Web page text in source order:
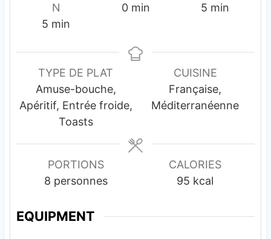
N
5 m
n
u
t
e
min
0m
u
s
min 5m
u
t
e
s
min
TYPE DE PLAT
Amuse-bouche,
Apéritif, Entrée froide,
Toasts
CUISINE
Française,
Méditerranéenne
PORTIONS
8 personnes
CALORIES
95 kcal
EQUIPMENT